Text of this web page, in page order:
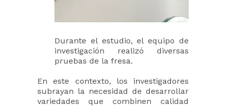
Durante el estudio, el equipo de
investigación realizó diversas
pruebas de la fresa.
En este contexto, los investigadores
subrayan la necesidad de desarrollar
variedades que combinen calidad